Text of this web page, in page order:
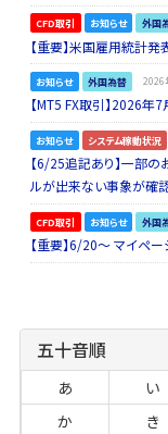
CFD取引 お知らせ 外国
【重要】米国雇用統計
お知らせ 外国為替 2026
【MT5 FX取引】2026
お知らせ システム稼動状況
【6/25追記あり】一部
ルが出来ない事象が確認
CFD取引 お知らせ 外国
【重要】6/20～ マイペ
五十音順
あ い
か
き